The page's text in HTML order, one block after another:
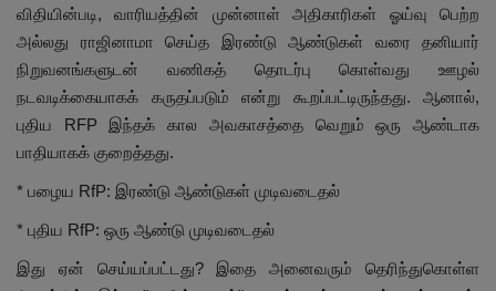
விதியின்படி, வாரியத்தின் முன்னாள் அதிகாரிகள் ஓய்வு பெற்ற
அல்லது ராஜினாமா செய்த இரண்டு ஆண்டுகள் வரை தனியார்
நிறுவனங்களுடன் வணிகத் தொடர்பு கொள்வது ஊழல்
நடவடிக்கையாகக் கருதப்படும் என்று கூறப்பட்டிருந்தது. ஆனால்,
புதிய RFP இந்தக் கால அவகாசத்தை வெறும் ஒரு ஆண்டாக
பாதியாகக் குறைத்தது.
* பழைய RfP: இரண்டு ஆண்டுகள் முடிவடைதல்
* புதிய RfP: ஒரு ஆண்டு முடிவடைதல்
இது ஏன் செய்யப்பட்டது? இதை அனைவரும் தெரிந்துகொள்ள